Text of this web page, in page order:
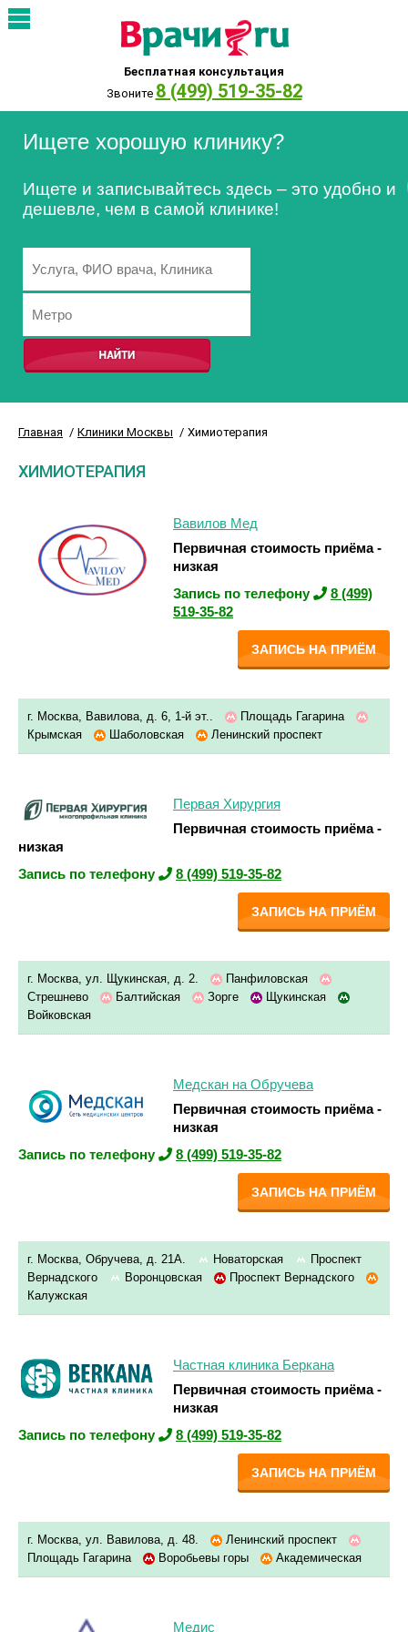
Бесплатная консультация
Звоните 8 (499) 519-35-82
Ищете хорошую клинику?
Ищете и записывайтесь здесь – это удобно и
дешевле, чем в самой клинике!
Главная Клиники Москвы Химиотерапия
ХИМИОТЕРАПИЯ
Вавилов Мед
Первичная стоимость приёма -
низкая
Запись по телефону
8 (499)
519-35-82
ЗАПИСЬ НА ПРИЁМ
г. Москва, Вавилова, д. 6, 1-й эт..
Площадь Гагарина
Крымская
Шаболовская Ленинский проспект
Первая Хирургия
Первичная стоимость приёма -
низкая
Запись по телефону
8 (499) 519-35-82
ЗАПИСЬ НА ПРИЁМ
г. Москва, ул. Щукинская, д. 2.
Панфиловская
Стрешнево
Балтийская Зорге
Щукинская
Войковская
Медскан на Обручева
Первичная стоимость приёма -
низкая
Запись по телефону
8 (499) 519-35-82
ЗАПИСЬ НА ПРИЁМ
г. Москва, Обручева, д. 21А. Новаторская
Проспект
Вернадского
Воронцовская
Проспект Вернадского
Калужская
Частная клиника Беркана
Первичная стоимость приёма -
низкая
Запись по телефону
8 (499) 519-35-82
ЗАПИСЬ НА ПРИЁМ
г. Москва, ул. Вавилова, д. 48.
Ленинский проспект
Площадь Гагарина
Воробьевы горы Академическая
Медис